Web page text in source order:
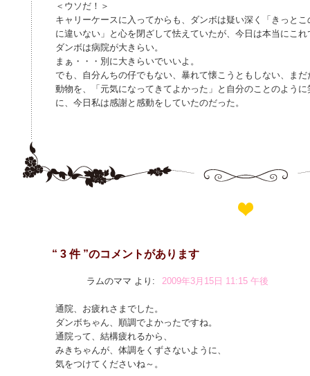
＜ウソだ！＞
キャリーケースに入ってからも、ダンボは疑い深く「きっと
に違いない」と心を閉ざして怯えていたが、今日は本当にこ
ダンボは病院が大きらい。
まぁ・・・別に大きらいでいいよ。
でも、自分んちの仔でもない、暴れて懐こうともしない、ま
動物を、「元気になってきてよかった」と自分のことのよう
に、今日私は感謝と感動をしていたのだった。
“ 3 件 ”のコメントがあります
ラムのママ より: 2009年3月15日 11:15 午後
通院、お疲れさまでした。
ダンボちゃん、順調でよかったですね。
通院って、結構疲れるから、
みきちゃんが、体調をくずさないように、
気をつけてくださいね～。